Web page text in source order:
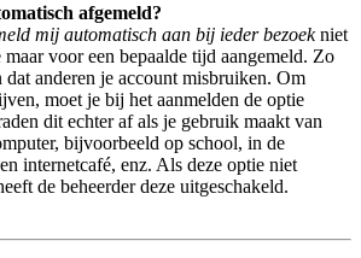
afgemeld?
mij automatisch aan bij ieder bezoekniet
voor een bepaalde tijd aangemeld. Zo
anderen je account misbruiken. Om
moet je bij het aanmelden de optie
dit echter af als je gebruik maakt van
bijvoorbeeld op school, in de
internetcafé, enz. Als deze optie niet
de beheerder deze uitgeschakeld.